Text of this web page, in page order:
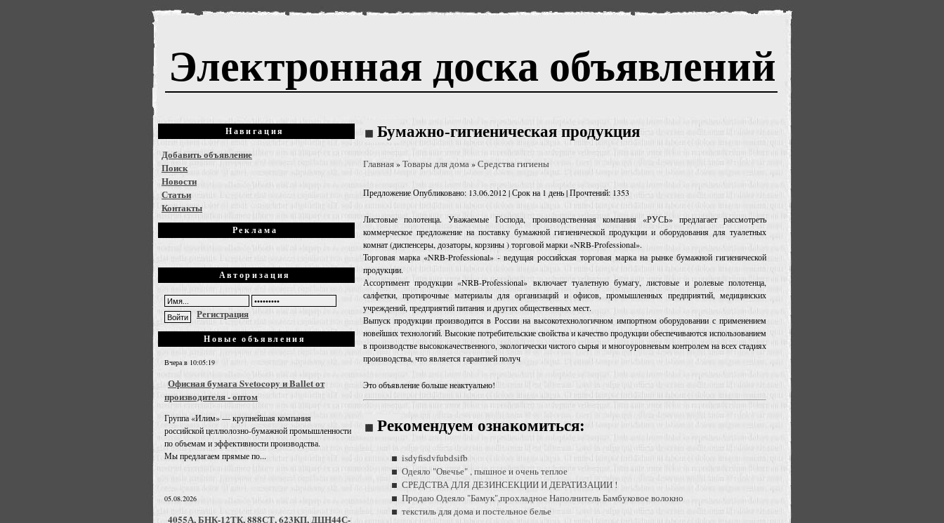
Электронная доска объявлений
Навигация
Добавить объявление
Поиск
Новости
Статьи
Контакты
Реклама
Авторизация
Регистрация
Новые объявления
Вчера в 10:05:19
Офисная бумага Svetocopy и Ballet от
производителя - оптом
Группа «Илим» — крупнейшая компания
российской целлюлозно-бумажной промышленности
по объемам и эффективности производства.
Мы предлагаем прямые по...
05.08.2026
4055А, БНК-12ТК, 888СТ, 623КП, ДЦН44С-
Бумажно-гигиеническая продукция
Главная»Товары для дома»Средства гигиены
ПредложениеОпубликовано: 13.06.2012 | Срок на 1 день | Прочтений: 1353
Листовые полотенца. Уважаемые Господа, производственная компания «РУСЬ» предлагает рассмотреть
коммерческое предложение на поставку бумажной гигиенической продукции и оборудования для туалетных
комнат (диспенсеры, дозаторы, корзины ) торговой марки «NRB-Professional».
Торговая марка «NRB-Professional» - ведущая российская торговая марка на рынке бумажной гигиенической
продукции.
Ассортимент продукции «NRB-Professional» включает туалетную бумагу, листовые и ролевые полотенца,
салфетки, протирочные материалы для организаций и офисов, промышленных предприятий, медицинских
учреждений, предприятий питания и других общественных мест.
Выпуск продукции производится в России на высокотехнологичном импортном оборудовании с применением
новейших технологий. Высокие потребительские свойства и качество продукции обеспечиваются использованием
в производстве высококачественного, экологически чистого сырья и многоуровневым контролем на всех стадиях
производства, что является гарантией получ
Это объявление больше неактуально!
Рекомендуем ознакомиться:
isdyfisdvfubdsifb
Одеяло "Овечье" , пышное и очень теплое
СРЕДСТВА ДЛЯ ДЕЗИНСЕКЦИИ И ДЕРАТИЗАЦИИ !
Продаю Одеяло "Бамук",прохладное Наполнитель Бамбуковое волокно
текстиль для дома и постельное белье